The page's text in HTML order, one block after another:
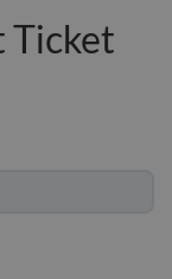
Ticket